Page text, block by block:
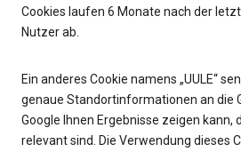
Cookies laufen 6 Monate nach der
Nutzer ab.
Ein anderes Cookie namens „UULE“
genaue Standortinformationen an die
Google Ihnen Ergebnisse zeigen kann,
relevant sind. Die Verwendung dieses